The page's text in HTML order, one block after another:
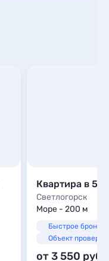
Квартира в 5
Светлогорск
Море - 200 м
Быстрое
Объект проверен
от 3 550